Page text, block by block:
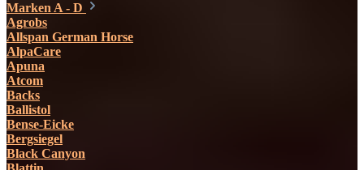
Marken A - D
Agrobs
Allspan German Horse
AlpaCare
Apuna
Atcom
Backs
Ballistol
Bense-Eicke
Bergsiegel
Black Canyon